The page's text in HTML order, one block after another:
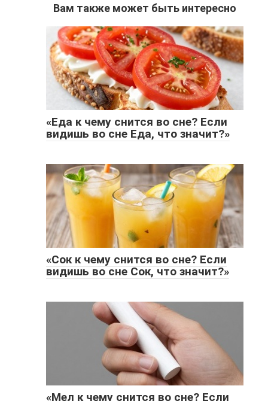
Вам также может быть интересно
«Еда к чему снится во сне? Если
видишь во сне Еда, что значит?»
«Сок к чему снится во сне? Если
видишь во сне Сок, что значит?»
«Мел к чему снится во сне? Если